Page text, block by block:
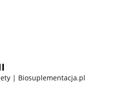
| Biosuplementacja.pl